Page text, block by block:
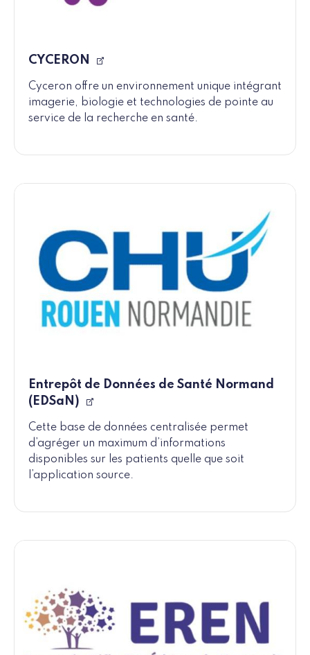
CYCERON
Cyceron offre un environnement unique intégrant
imagerie, biologie et technologies de pointe au
service de la recherche en santé.
Entrepôt de Données de Santé Normand
(EDSaN)
Cette base de données centralisée permet
d’agréger un maximum d’informations
disponibles sur les patients quelle que soit
l’application source.